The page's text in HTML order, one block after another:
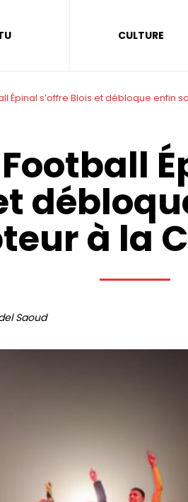
CULTURE
Épinal s’offre Blois et débloque enfin
Football
à la
Saoud